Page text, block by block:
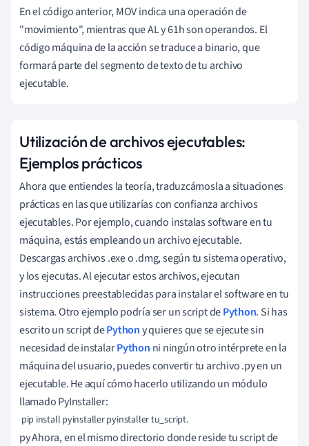
En el código anterior, MOV indica una operación de
"movimiento", mientras que AL y 61h son operandos. El
código máquina de la acción se traduce a binario, que
formará parte del segmento de texto de tu archivo
ejecutable.
Utilización de archivos ejecutables:
Ejemplos prácticos
Ahora que entiendes la teoría, traduzcámosla a situaciones
prácticas en las que utilizarías con confianza archivos
ejecutables. Por ejemplo, cuando instalas software en tu
máquina, estás empleando un archivo ejecutable.
Descargas archivos .exe o .dmg, según tu sistema operativo,
y los ejecutas. Al ejecutar estos archivos, ejecutan
instrucciones preestablecidas para instalar el software en tu
sistema. Otro ejemplo podría ser un script dePython. Si has
escrito un script dePythony quieres que se ejecute sin
necesidad de instalarPython ni ningún otro intérprete en la
máquina del usuario, puedes convertir tu archivo .py en un
ejecutable. He aquí cómo hacerlo utilizando un módulo
llamado PyInstaller:
pip install pyinstaller pyinstaller tu_script.
py Ahora, en el mismo directorio donde reside tu script de